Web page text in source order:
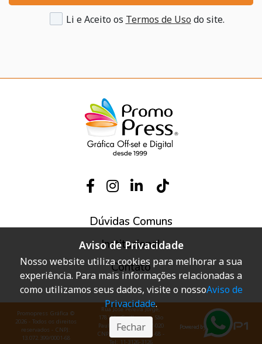
Li e Aceito os Termos de Uso do site.
Dúvidas Comuns
Institucional
Contato
Promopress Gráfica ©
2026 - Todos os direitos
reservados - CNPJ:
13.072.399/0001-68
Rua José Pereira Jorge,
178 Vila Guilherme - São
Paulo - SP CEP: 02067-020
CNPJ 13.072.399/0001-68 -
Tel: 11-3126-3126
Aviso de Privacidade
Nosso website utiliza cookies para melhorar a sua
experiência. Para mais informações relacionadas a
como utilizamos seus dados, visite o nossoAviso de
Privacidade.
Fechar